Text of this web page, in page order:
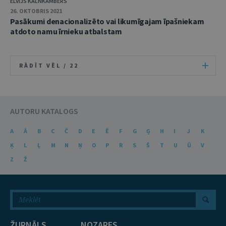
26. OKTOBRIS 2021
Pasākumi denacionalizēto vai likumīgajam īpašniekam
atdoto namu īrnieku atbalstam
RĀDĪT VĒL / 22
AUTORU KATALOGS
A Ā B C Č D E Ē F G Ģ H I J
K
Ķ
L Ļ M N Ņ O P R S Š T U Ū
V
Z
Ž